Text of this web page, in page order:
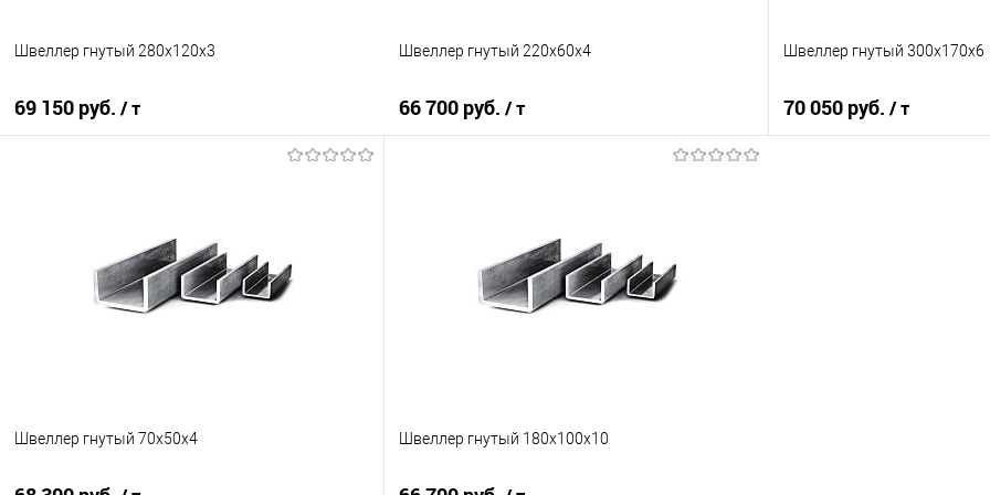
Швеллер гнутый 280х120х3
69 150 руб. / т
Купить в 1 клик
Сравнение
В избранное
Под заказ
Швеллер гнутый 220х60х4
66 700 руб. / т
Купить в 1 клик
Сравнение
В избранное
Под заказ
Швеллер гнутый 300х170х6
70 050 руб. / т
Швеллер гнутый 70х50х4 Швеллер гнутый 180х100х10